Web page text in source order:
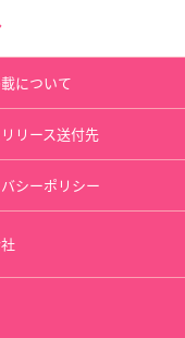
について
リース送付先
シーポリシー